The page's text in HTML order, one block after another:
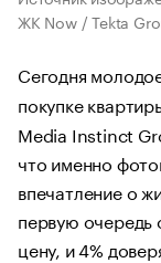
ЖК Now / Tekta
Сегодня
покупке
Media Instinct
что именно
впечатление о
первую
цену, и 4%